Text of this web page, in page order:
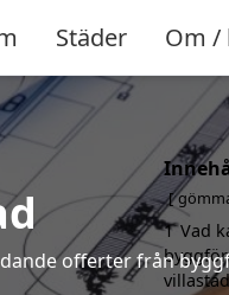
Städer Om /
offerter från
1 Vad